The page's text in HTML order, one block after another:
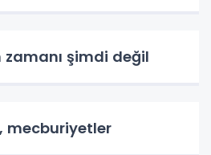
zamanı şimdi değil
mecburiyetler